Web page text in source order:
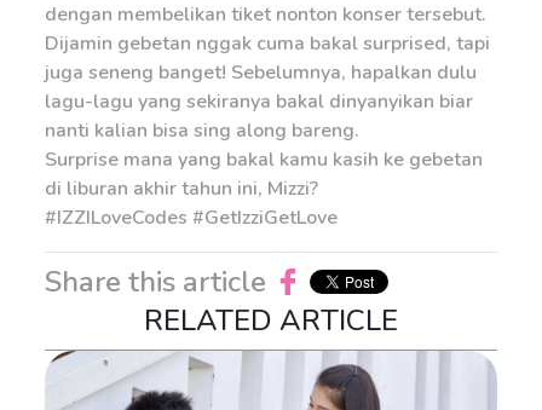
dengan membelikan tiket nonton konser tersebut.
Dijamin gebetan nggak cuma bakal surprised, tapi
juga seneng banget! Sebelumnya, hapalkan dulu
lagu-lagu yang sekiranya bakal dinyanyikan biar
nanti kalian bisa sing along bareng.
Surprise mana yang bakal kamu kasih ke gebetan
di liburan akhir tahun ini, Mizzi?
#IZZILoveCodes #GetIzziGetLove
Share this article
RELATED ARTICLE